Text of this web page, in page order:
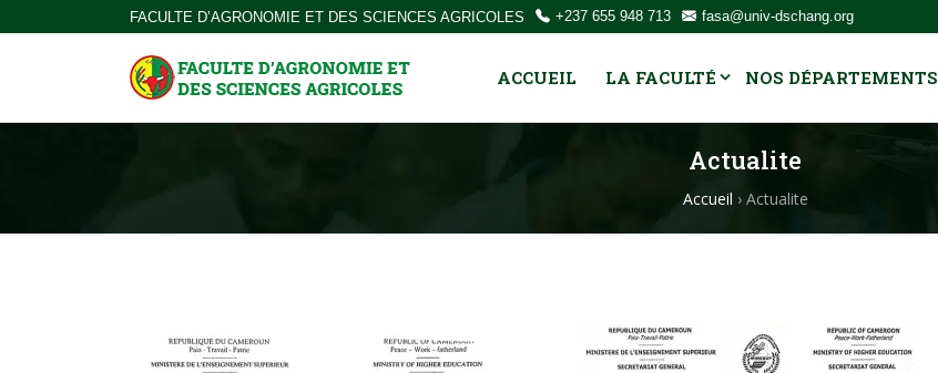
FACULTE D’AGRONOMIE ET DES SCIENCES AGRICOLES +237 655 948 713 fasa@univ-dschang.org
ACCUEIL LA FACULTÉ NOS DÉPARTEMENTS
Actualite
Accueil › Actualite